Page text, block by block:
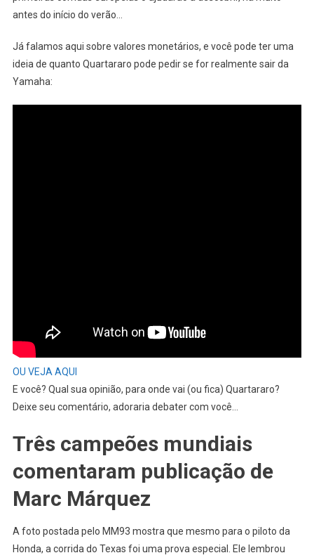
antes do início do verão…
Já falamos aqui sobre valores monetários, e você pode ter uma
ideia de quanto Quartararo pode pedir se for realmente sair da
Yamaha:
OU VEJA AQUI
E você? Qual sua opinião, para onde vai (ou fica) Quartararo?
Deixe seu comentário, adoraria debater com você…
Três campeões mundiais
comentaram publicação de
Marc Márquez
A foto postada pelo MM93 mostra que mesmo para o piloto da
Honda, a corrida do Texas foi uma prova especial. Ele lembrou